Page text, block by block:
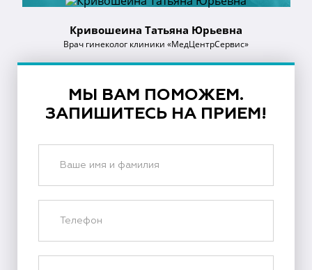
Кривошеина Татьяна Юрьевна
Врач гинеколог клиники «МедЦентрСервис»
МЫ ВАМ ПОМОЖЕМ.
ЗАПИШИТЕСЬ НА ПРИЕМ!